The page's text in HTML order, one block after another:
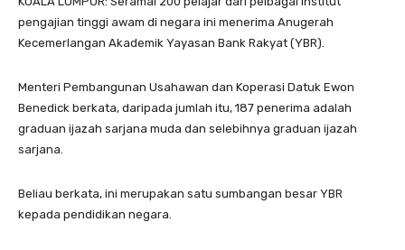
pengajian tinggi awam di negara ini menerima Anugerah
Kecemerlangan Akademik Yayasan Bank Rakyat (YBR).
Menteri Pembangunan Usahawan dan Koperasi Datuk Ewon
Benedick berkata, daripada jumlah itu, 187 penerima adalah
graduan ijazah sarjana muda dan selebihnya graduan ijazah
sarjana.
Beliau berkata, ini merupakan satu sumbangan besar YBR
kepada pendidikan negara.